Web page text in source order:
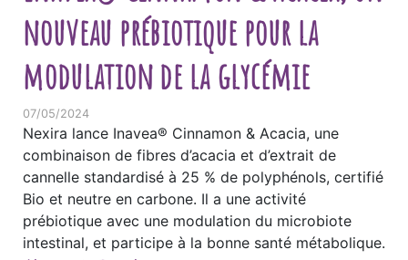
nouveau prébiotique pour la
modulation de la glycémie
07/05/2024
Nexira lance Inavea® Cinnamon & Acacia, une
combinaison de fibres d’acacia et d’extrait de
cannelle standardisé à 25 % de polyphénols, certifié
Bio et neutre en carbone. Il a une activité
prébiotique avec une modulation du microbiote
intestinal, et participe à la bonne santé métabolique.